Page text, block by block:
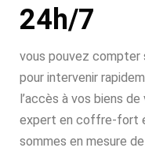
24h/7
vous pouvez compter
pour intervenir
l’accès à vos biens
expert en coffre-fort
sommes en mesure